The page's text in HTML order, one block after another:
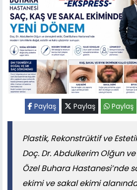
Paylaş Paylaş Paylaş
Plastik, Rekonstrüktif ve
Doç. Dr. Abdulkerim Olğun
Özel Buhara Hastanesi’nde
ekimi ve sakal ekimi